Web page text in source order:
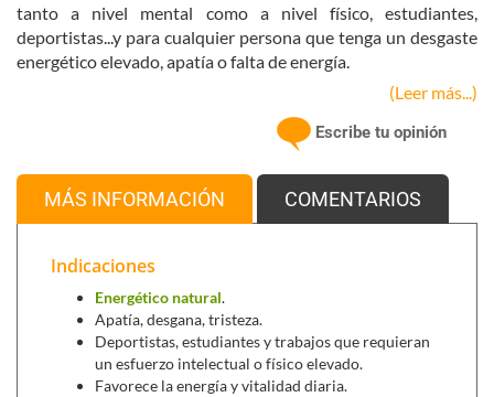
tanto a nivel mental como a nivel físico, estudiantes,
deportistas...y para cualquier persona que tenga un desgaste
energético elevado, apatía o falta de energía.
Tanto el ginseng como la jalea real refuerzan la capacidad del
ante situaciones de estrés, cambios
climáticos, contaminación ambiental y alimentaria, así como
otras agresiones externas.
Principales ingredientes activos:
vitalidad, el ginseng Il Hwa es el único con
denominación de origen controlada, IL HWA es la
primera empresa mundial en producción y exportación
de ginseng coreano. La serie IL HWA solo utiliza raíces
maduras de 6 años de edad con un procedimiento de
extracción exclusivo a baja temperatura, baja presión y
(Leer más...)
Escribe tu opinión
MÁS INFORMACIÓN COMENTARIOS
Indicaciones
Energético natural.
Apatía, desgana, tristeza.
Deportistas, estudiantes y trabajos que requieran
un esfuerzo intelectual o físico elevado.
Favorece la energía y vitalidad diaria.